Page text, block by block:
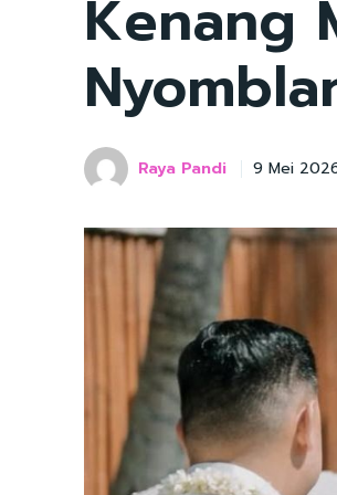
Kenang
Raya Pandi 9 Mei